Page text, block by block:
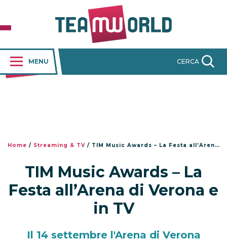
MENU CERCA
Home / Streaming & TV / TIM Music Awards – La Festa all’Arena di Verona e in TV
TIM Music Awards – La
Festa all’Arena di Verona e
in TV
Il 14 settembre l'Arena di Verona